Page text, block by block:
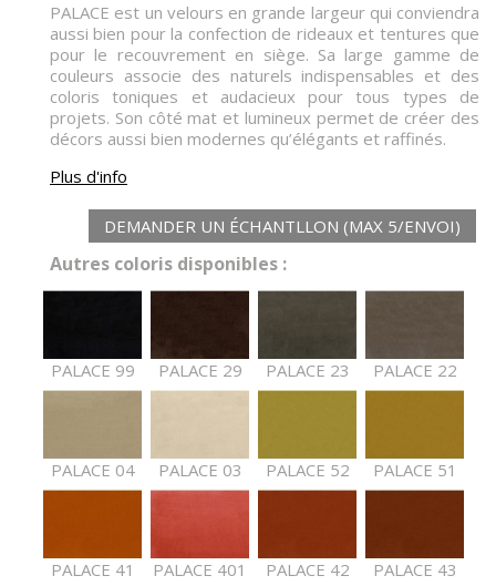
PALACE est un velours en grande largeur qui conviendra
aussi bien pour la confection de rideaux et tentures que
pour le recouvrement en siège. Sa large gamme de
couleurs associe des naturels indispensables et des
coloris toniques et audacieux pour tous types de
projets. Son côté mat et lumineux permet de créer des
décors aussi bien modernes qu’élégants et raffinés.
Plus d'info
DEMANDER UN ÉCHANTLLON (MAX 5/ENVOI)
Autres coloris disponibles :
PALACE 99 PALACE 29 PALACE 23 PALACE 22
PALACE 04 PALACE 03 PALACE 52 PALACE 51
PALACE 41 PALACE 401 PALACE 42 PALACE 43